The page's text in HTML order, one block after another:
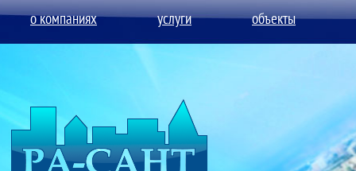
о компаниях услуги объекты